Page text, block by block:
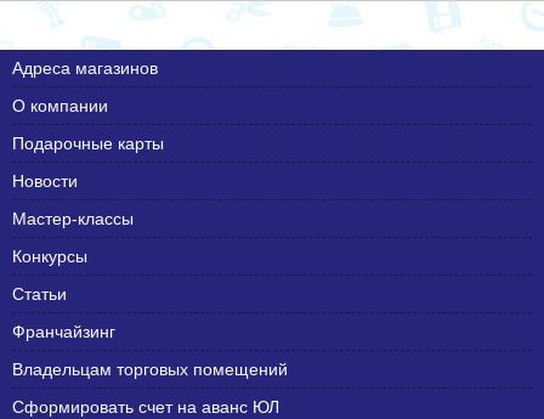
Адреса магазинов
О компании
Подарочные карты
Новости
Мастер-классы
Конкурсы
Статьи
Франчайзинг
Владельцам торговых помещений
Сформировать счет на аванс ЮЛ